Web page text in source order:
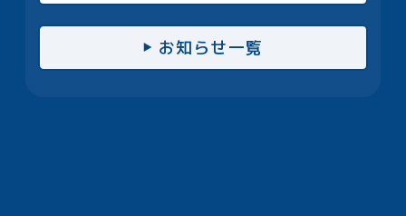
お知らせ一覧